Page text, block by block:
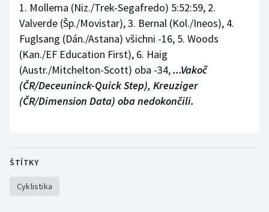
Sportovní střelba
Stolní tenis
Triatlon
Veslování
Volejbal
Ostatní
1. Mollema (Niz./Trek-Segafredo) 5:52:59, 2.
Valverde (Šp./Movistar), 3. Bernal (Kol./Ineos), 4.
Fuglsang (Dán./Astana) všichni -16, 5. Woods
(Kan./EF Education First), 6. Haig
(Austr./Mitchelton-Scott) oba -34,...Vakoč
(ČR/Deceuninck-Quick Step), Kreuziger
(ČR/Dimension Data) oba nedokončili.
ŠTÍTKY
Cyklistika